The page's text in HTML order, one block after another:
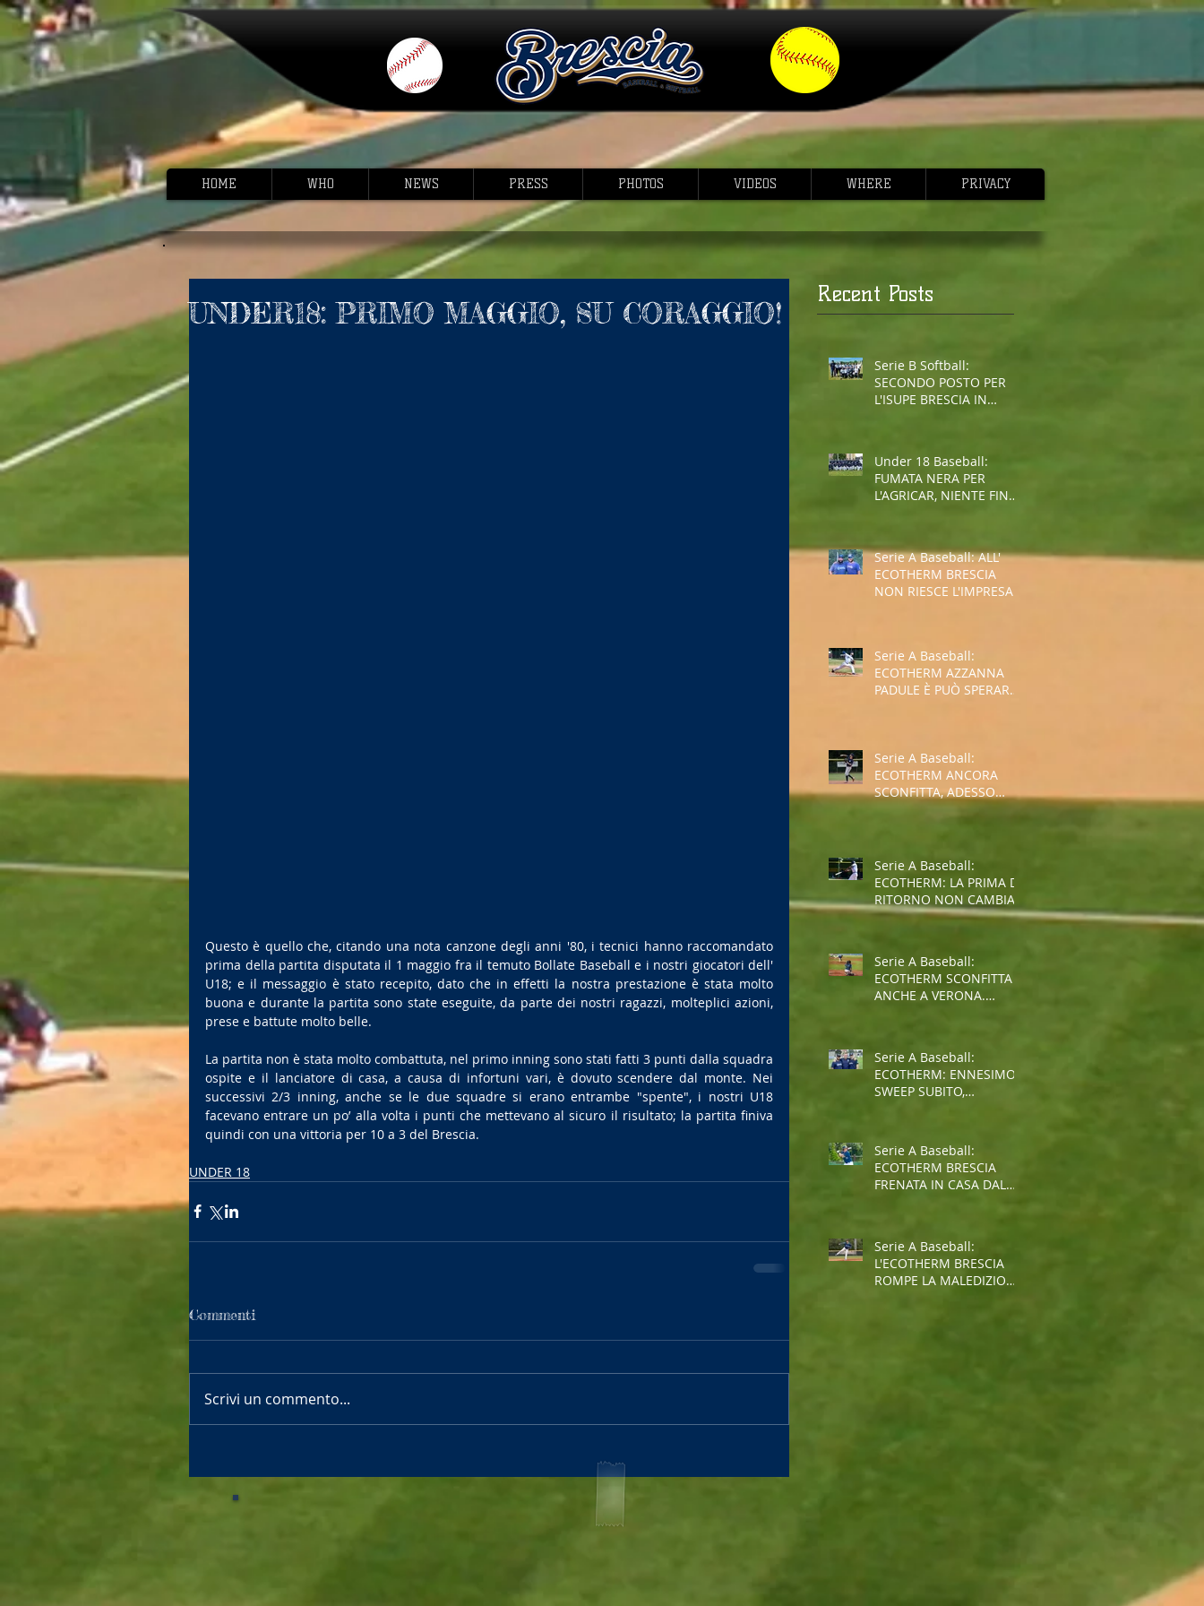
HOME WHO NEWS PRESS PHOTOS VIDEOS WHERE PRIVACY
UNDER18: PRIMO MAGGIO, SU CORAGGIO!
Questo è quello che, citando una nota canzone degli anni '80, i tecnici hanno raccomandato
prima della partita disputata il 1 maggio fra il temuto Bollate Baseball e i nostri giocatori dell'
U18; e il messaggio è stato recepito, dato che in effetti la nostra prestazione è stata molto
buona e durante la partita sono state eseguite, da parte dei nostri ragazzi, molteplici azioni,
prese e battute molto belle.
La partita non è stata molto combattuta, nel primo inning sono stati fatti 3 punti dalla squadra
ospite e il lanciatore di casa, a causa di infortuni vari, è dovuto scendere dal monte. Nei
successivi 2/3 inning, anche se le due squadre si erano entrambe "spente", i nostri U18
facevano entrare un po’ alla volta i punti che mettevano al sicuro il risultato; la partita finiva
quindi con una vittoria per 10 a 3 del Brescia.
UNDER 18
Commenti
Scrivi un commento...
Recent Posts
Serie B Softball:
SECONDO POSTO PER
L'ISUPE BRESCIA IN
Under 18 Baseball:
FUMATA NERA PER
L'AGRICAR, NIENTE FINAL
Serie A Baseball: ALL'
ECOTHERM BRESCIA
NON RIESCE L'IMPRESA,
Serie A Baseball:
ECOTHERM AZZANNA
PADULE È PUÒ SPERARE
Serie A Baseball:
ECOTHERM ANCORA
SCONFITTA, ADESSO
SPALLE AL MURO PER LA
Serie A Baseball:
ECOTHERM: LA PRIMA DI
RITORNO NON CAMBIA
IL TREND NEGATIVO
Serie A Baseball:
ECOTHERM SCONFITTA
ANCHE A VERONA.
Serie A Baseball:
ECOTHERM: ENNESIMO
SWEEP SUBITO,
Serie A Baseball:
ECOTHERM BRESCIA
FRENATA IN CASA DAL
Serie A Baseball:
L'ECOTHERM BRESCIA
ROMPE LA MALEDIZIONE